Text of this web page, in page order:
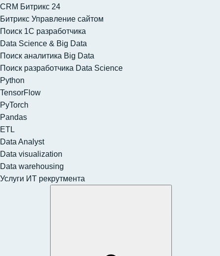
CRM Битрикс 24
Битрикс Управление сайтом
Поиск 1С разработчика
Data Science & Big Data
Поиск аналитика Big Data
Поиск разработчика Data Science
Python
TensorFlow
PyTorch
Pandas
ETL
Data Analyst
Data visualization
Data warehousing
Услуги ИТ рекрутмента